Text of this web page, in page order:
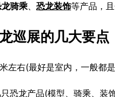
骑乘、 恐龙装饰等产品，
巡展的几大要点
右(最好是室内，一般都是
恐龙产品(模型、骑乘、装